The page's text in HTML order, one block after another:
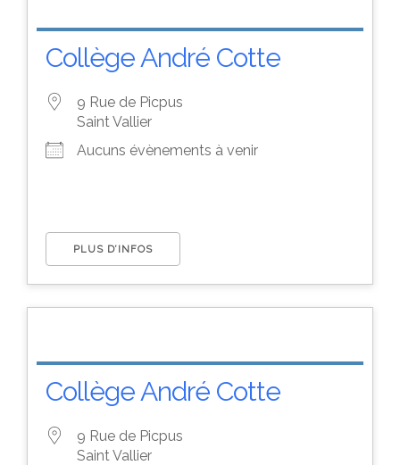
Collège André Cotte
9 Rue de Picpus
Saint Vallier
Aucuns évènements à venir
PLUS D’INFOS
Collège André Cotte
9 Rue de Picpus
Saint Vallier